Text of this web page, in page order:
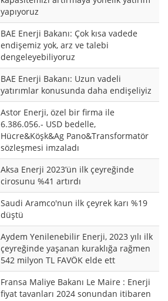
yapıyoruz
BAE Enerji Bakanı: Çok kısa vadede
endişemiz yok, arz ve talebi
dengeleyebiliyoruz
BAE Enerji Bakanı: Uzun vadeli
yatırımlar konusunda daha endişeliyiz
Astor Enerji, özel bir firma ile
6.386.056.- USD bedelle,
Hücre&Köşk&Ag Pano&Transformatör
sözleşmesi imzaladı
Aksa Enerji 2023’ün ilk çeyreğinde
cirosunu %41 artırdı
Saudi Aramco'nun ilk çeyrek karı %19
düştü
Aydem Yenilenebilir Enerji, 2023 yılı ilk
çeyreğinde yaşanan kuraklığa rağmen
542 milyon TL FAVÖK elde ett
Fransa Maliye Bakanı Le Maire : Enerji
fiyat tavanları 2024 sonundan itibaren